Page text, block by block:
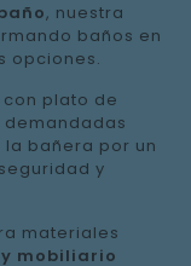
, nuestra
baños en
opciones.
plato de
demandadas
la bañera por un
y
materiales
mobiliario